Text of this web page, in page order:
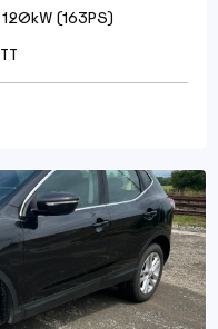
120kW (163PS)
TT